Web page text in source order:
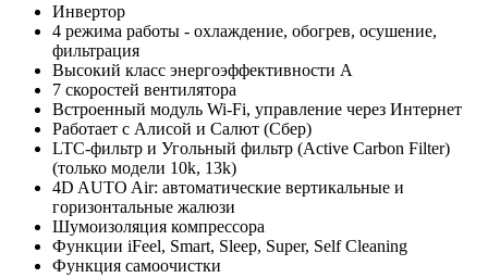
Инвертор
4 режима работы - охлаждение, обогрев, осушение,
фильтрация
Высокий класс энергоэффективности А
7 скоростей вентилятора
Встроенный модуль Wi-Fi, управление через Интернет
Работает с Алисой и Салют (Сбер)
LTC-фильтр и Угольный фильтр (Active Carbon Filter)
(только модели 10k, 13k)
4D AUTO Air: автоматические вертикальные и
горизонтальные жалюзи
Шумоизоляция компрессора
Функции iFeel, Smart, Sleep, Super, Self Cleaning
Функция самоочистки